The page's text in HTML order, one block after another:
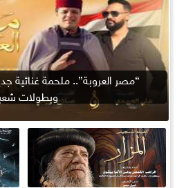
“مصر العروبة”.. ملحمة غنائية
وبطولات